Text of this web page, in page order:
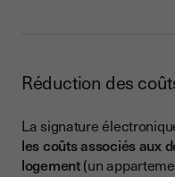
Réduction des
La signature
les coûts associés aux
logement(un